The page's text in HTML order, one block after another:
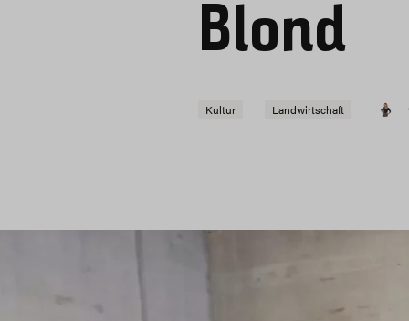
Blond
Kultur Landwirtschaft